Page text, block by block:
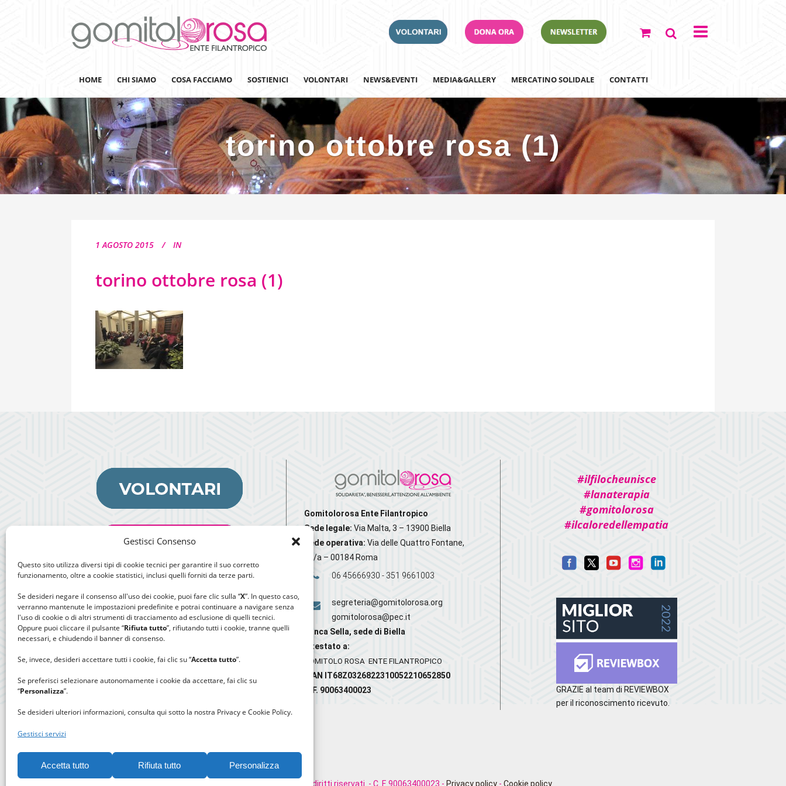
Gestisci Consenso
Questo sito utilizza diversi tipi di cookie tecnici per garantire il suo corretto
funzionamento, oltre a cookie statistici, inclusi quelli forniti da terze parti.
Se desideri negare il consenso all'uso dei cookie, puoi fare clic sulla “X”. In questo caso,
verranno mantenute le impostazioni predefinite e potrai continuare a navigare senza
l'uso di cookie o di altri strumenti di tracciamento ad esclusione di quelli tecnici.
Oppure puoi cliccare il pulsante “Rifiuta tutto”, rifiutando tutti i cookie, tranne quelli
necessari, e chiudendo il banner di consenso.
Se, invece, desideri accettare tutti i cookie, fai clic su “Accetta tutto”.
Se preferisci selezionare autonomamente i cookie da accettare, fai clic su
“Personalizza”.
Se desideri ulteriori informazioni, consulta qui sotto la nostra Privacy e Cookie Policy.
Gestisci servizi
Accetta tutto Rifiuta tutto Personalizza
HOME CHI SIAMO COSA FACCIAMO
Lanaterapia
Ricerca
Sensibilizzazione
SOSTIENICI
Adotta un Ospedale
Team Building
VOLONTARI NEWS&EVENTI MEDIA&GALLERY MERCATINO SOLIDALE CONTATTI
torino ottobre rosa (1)
1 AGOSTO 2015 IN
torino ottobre rosa (1)
Gomitolorosa Ente Filantropico
Sede legale: Via Malta, 3 – 13900 Biella
Sede operativa: Via delle Quattro Fontane,
20/a – 00184 Roma
06 45666930 - 351 9661003
segreteria@gomitolorosa.org
gomitolorosa@pec.it
Banca Sella, sede di Biella
Intestato a:
GOMITOLO ROSA ENTE FILANTROPICO
IBAN IT68Z0326822310052210652850
C.F. 90063400023
#ilfilocheunisce
#lanaterapia
#gomitolorosa
#ilcaloredellempatia
GRAZIE al team di REVIEWBOX
per il riconoscimento ricevuto.
Gomitolorosa. Tutti i diritti riservati. - C. F. 90063400023 - Privacy policy - Cookie policy